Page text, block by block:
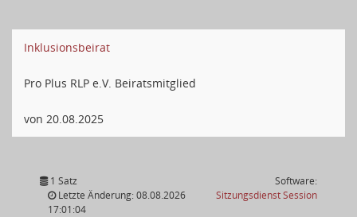
Inklusionsbeirat
Pro Plus RLP e.V. Beiratsmitglied
von 20.08.2025
1 Satz
Letzte Änderung: 08.08.2026
17:01:04
Software:
SitzungsdienstSession(Wird in